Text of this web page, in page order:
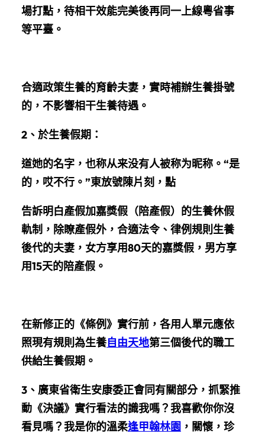
場打點，待相干效能完美後再同一上線粵省事
等平臺。
合適政策生養的育齡夫妻，實時補辦生養掛號
的，不影響相干生養待遇。
2、 於生養假期：
道她的名字，也称从来没有人被称为昵称。“是
的，哎不行。”東放號陳片刻，點
告訴明白產假加嘉獎假（陪產假）的生養休假
軌制， 除瞭產假外，合適法令、律例規則生養
後代的夫妻，女方享用80天的嘉獎假，男方享
用15天的陪產假。
在新修正的《條例》實行前，各用人單元應依
照現有規則為生養自由天地第三個後代的職工
供給生養假期。
3、 廣東省衛生安康委正會同有關部分，抓緊推
動《決議》實行看法的識我嗎？我喜歡你你沒
看見嗎？我是你的溫柔逢甲翰林園 ，關懷，珍